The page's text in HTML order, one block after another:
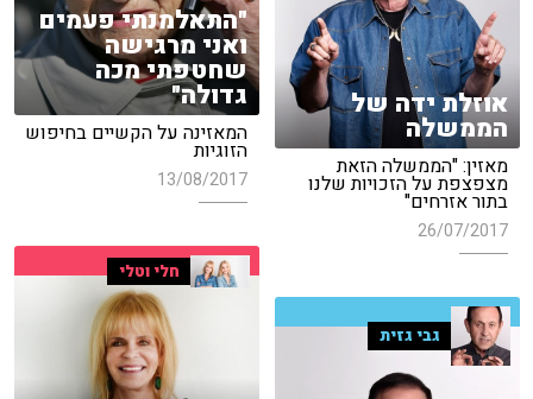
"התאלמנתי פעמים
ואני מרגישה
שחטפתי מכה
גדולה"
המאזינה על הקשיים בחיפוש
הזוגיות
13/08/2017
אוזלת ידה של
הממשלה
מאזין: "הממשלה הזאת
מצפצפת על הזכויות שלנו
בתור אזרחים"
26/07/2017
חלי וטלי
גבי גזית